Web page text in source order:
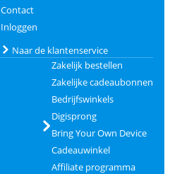
Contact
Inloggen
Naar de klantenservice
Zakelijk bestellen
Zakelijke cadeaubonnen
Bedrijfswinkels
Digisprong
Bring Your Own Device
Cadeauwinkel
Affiliate programma